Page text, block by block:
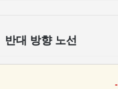
반대 방향 노선
-